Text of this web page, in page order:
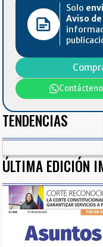
Solo
Aviso de
TENDENCIAS
ÚLTIMA EDICIÓN